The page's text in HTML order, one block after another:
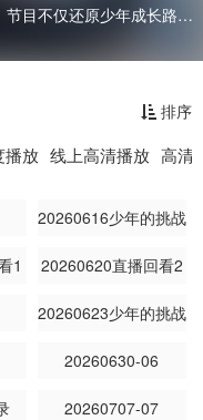
目不仅还原少年成长路
年们的生存之战——唯一的
排序
播放 线上高清播放 高清
20260616少年的挑战
1 20260620直播回看2
20260623少年的挑战
20260630-06
20260707-07